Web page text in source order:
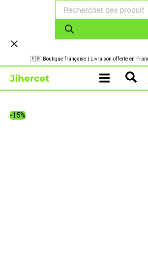
produits
🇫🇷 Boutique française | Livraison offerte en
-15%